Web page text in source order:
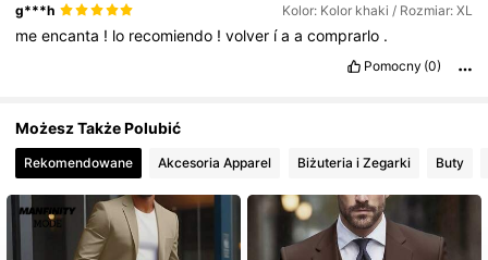
g***h Kolor: Kolor khaki / Rozmiar: XL
meencanta ! lo recomiendo !volver íaacomprarlo .
Pomocny (0)
Możesz Także Polubić
Rekomendowane Akcesoria Apparel Biżuteria i Zegarki Buty